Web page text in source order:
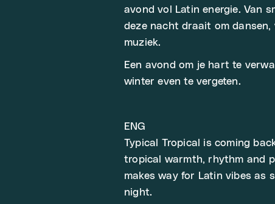
avond vol Latin energie. Van
deze nacht draait om
muziek.
Een avond om je hart te
winter even te vergeten.
ENG
Typical Tropical is coming
tropical warmth, rhythm and
makes way for Latin vibes as
night.